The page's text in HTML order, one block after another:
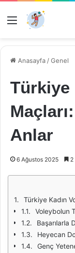
Menü
Anasayfa /Genel
Türkiye
Anlar
6 Ağustos 2025
Türkiye Kadın
Voleybolun
Başarılarla
Heyecan
Genç